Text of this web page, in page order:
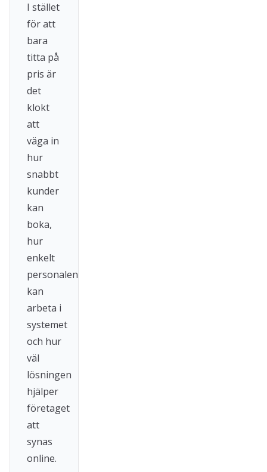
I stället
för att
bara
titta på
pris är
det
klokt
att
väga in
hur
snabbt
kunder
kan
boka,
hur
enkelt
personalen
kan
arbeta i
systemet
och hur
väl
lösningen
hjälper
företaget
att
synas
online.